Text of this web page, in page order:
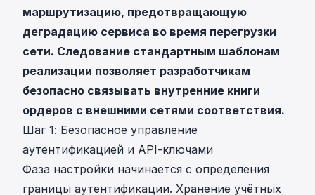
маршрутизацию, предотвращающую
деградацию сервиса во время перегрузки
сети. Следование стандартным шаблонам
реализации позволяет разработчикам
безопасно связывать внутренние книги
ордеров с внешними сетями соответствия.
Шаг 1: Безопасное управление
аутентификацией и API-ключами
Фаза настройки начинается с определения
границы аутентификации. Хранение учётных